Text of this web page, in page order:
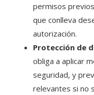
permisos
que conlleva
autorización.
Protección de
obliga a aplicar
seguridad, y
relevantes si no